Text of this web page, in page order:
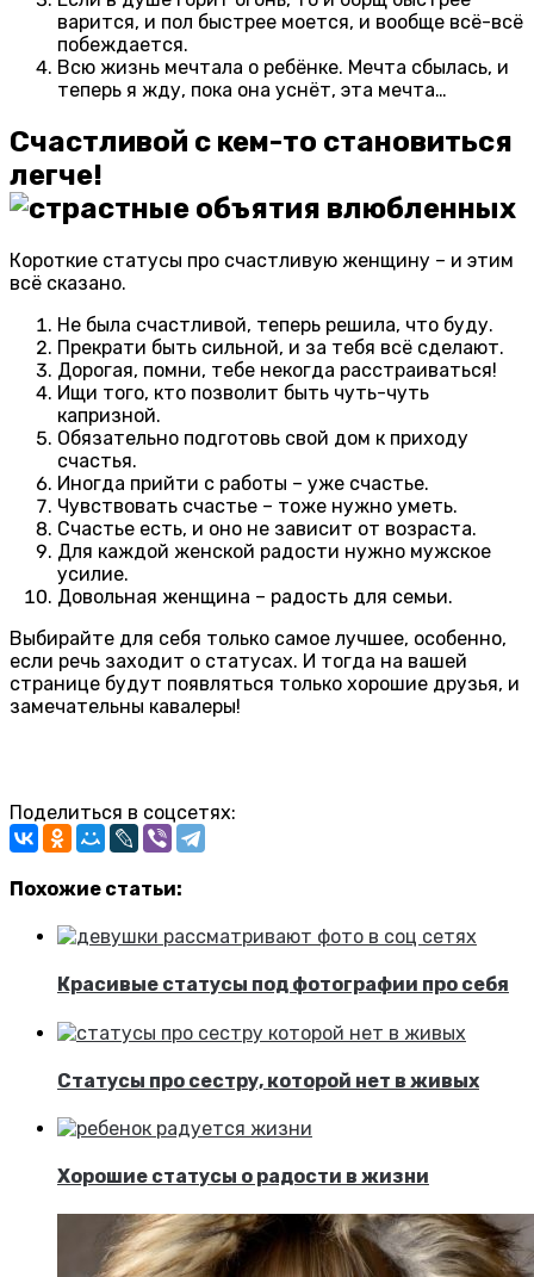
варится, и пол быстрее моется, и вообще всё-всё
побеждается.
Всю жизнь мечтала о ребёнке. Мечта сбылась, и
теперь я жду, пока она уснёт, эта мечта…
Счастливой с кем-то становиться
легче!
Короткие статусы про счастливую женщину – и этим
всё сказано.
Не была счастливой, теперь решила, что буду.
Прекрати быть сильной, и за тебя всё сделают.
Дорогая, помни, тебе некогда расстраиваться!
Ищи того, кто позволит быть чуть-чуть
капризной.
Обязательно подготовь свой дом к приходу
счастья.
Иногда прийти с работы – уже счастье.
Чувствовать счастье – тоже нужно уметь.
Счастье есть, и оно не зависит от возраста.
Для каждой женской радости нужно мужское
усилие.
Довольная женщина – радость для семьи.
Выбирайте для себя только самое лучшее, особенно,
если речь заходит о статусах. И тогда на вашей
странице будут появляться только хорошие друзья, и
замечательны кавалеры!
Поделиться в соцсетях:
Похожие статьи:
Красивые статусы под фотографии про себя
Статусы про сестру, которой нет в живых
Хорошие статусы о радости в жизни